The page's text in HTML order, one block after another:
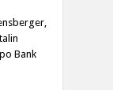
Bank